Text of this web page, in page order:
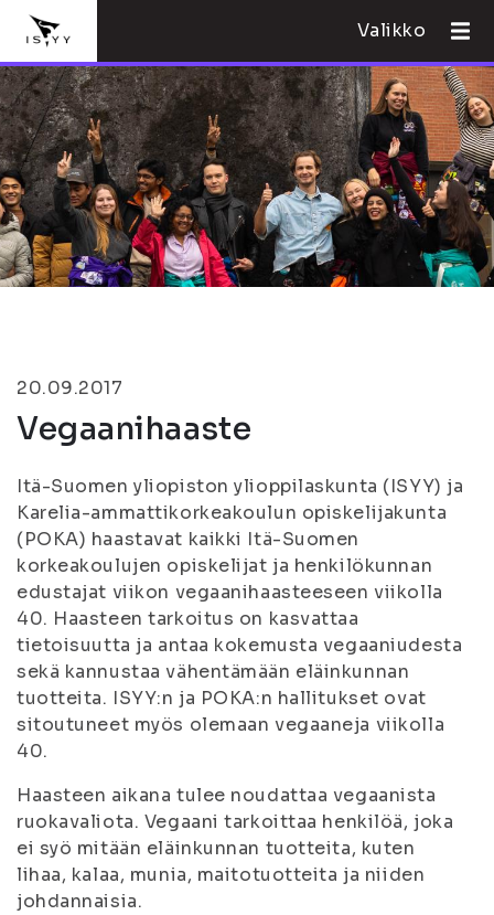
Valikko
20.09.2017
Vegaanihaaste
Itä-Suomen yliopiston ylioppilaskunta (ISYY) ja
Karelia-ammattikorkeakoulun opiskelijakunta
(POKA) haastavat kaikki Itä-Suomen
korkeakoulujen opiskelijat ja henkilökunnan
edustajat viikon vegaanihaasteeseen viikolla
40. Haasteen tarkoitus on kasvattaa
tietoisuutta ja antaa kokemusta vegaaniudesta
sekä kannustaa vähentämään eläinkunnan
tuotteita. ISYY:n ja POKA:n hallitukset ovat
sitoutuneet myös olemaan vegaaneja viikolla
40.
Haasteen aikana tulee noudattaa vegaanista
ruokavaliota. Vegaani tarkoittaa henkilöä, joka
ei syö mitään eläinkunnan tuotteita, kuten
lihaa, kalaa, munia, maitotuotteita ja niiden
johdannaisia.